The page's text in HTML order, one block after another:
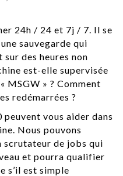
24h / 24 et 7j / 7. Il se
sauvegarde qui
des heures non
est-elle supervisée
MSGW » ? Comment
redémarrées ?
peuvent vous aider dans
Nous pouvons
de jobs qui
et pourra qualifier
s’il est simple